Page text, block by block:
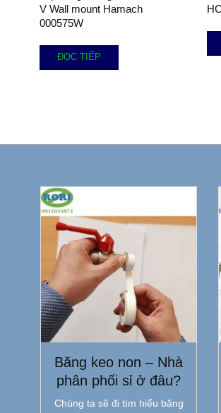
V Wall mount Hamach
000575W
ĐỌC TIẾP
Băng keo non – Nhà
phân phối sỉ ở đâu?
Chúng ta sẽ đi tìm hiểu băng